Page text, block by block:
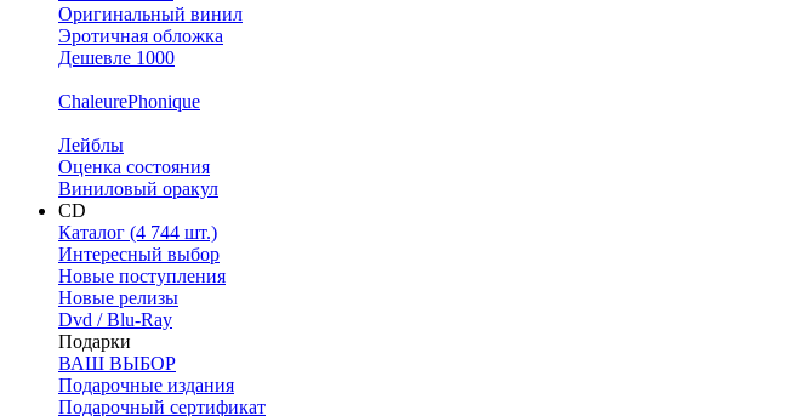
Оригинальный винил
Эротичная обложка
Дешевле 1000
ChaleurePhonique
Лейблы
Оценка состояния
Виниловый оракул
CD
Каталог (4 744 шт.)
Интересный выбор
Новые поступления
Новые релизы
Dvd / Blu-Ray
Подарки
ВАШ ВЫБОР
Подарочные издания
Подарочный сертификат